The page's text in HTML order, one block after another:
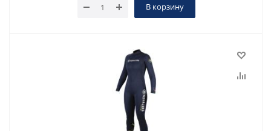
В корзину